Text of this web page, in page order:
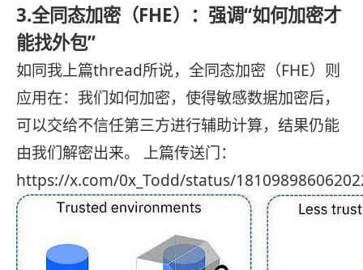
3.全同态加密（FHE）：强调“如何加密才
能找外包”
如同我上篇thread所说，全同态加密（FHE）则
应用在：我们如何加密，使得敏感数据加密后，
可以交给不信任第三方进行辅助计算，结果仍能
由我们解密出来。 上篇传送门：
https://x.com/0x_Todd/status/